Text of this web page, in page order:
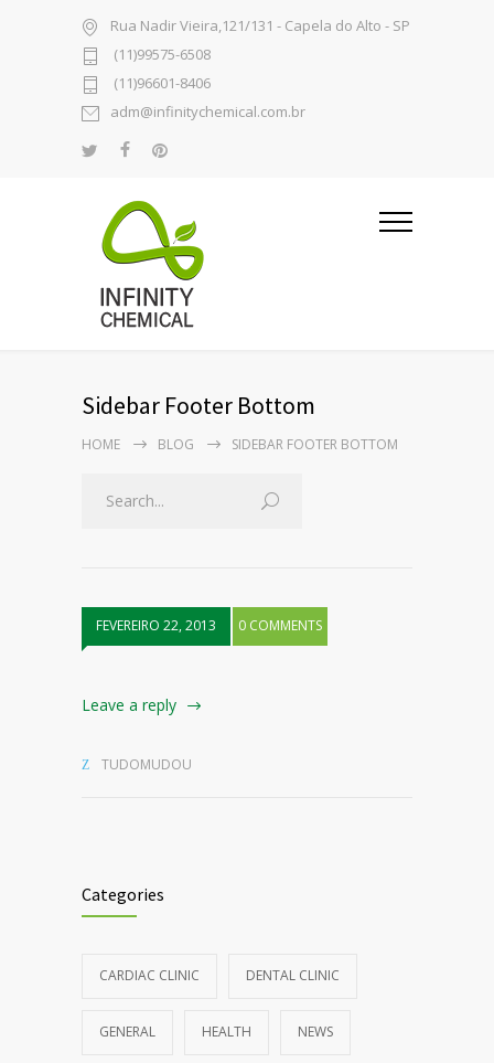
Rua Nadir Vieira,121/131 - Capela do Alto - SP
(11)99575-6508
(11)96601-8406
adm@infinitychemical.com.br
Sidebar Footer Bottom
HOME BLOG SIDEBAR FOOTER BOTTOM
FEVEREIRO 22, 2013 0 COMMENTS
Leave a reply
TUDOMUDOU
Categories
CARDIAC CLINIC DENTAL CLINIC
GENERAL HEALTH NEWS